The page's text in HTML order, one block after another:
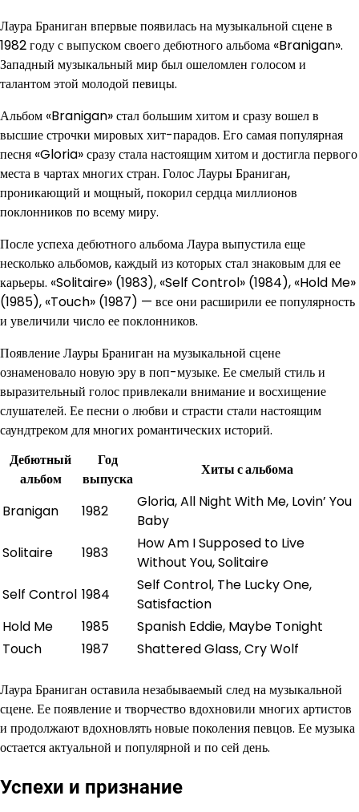
Лаура Браниган впервые появилась на музыкальной сцене в
1982 году с выпуском своего дебютного альбома «Branigan».
Западный музыкальный мир был ошеломлен голосом и
талантом этой молодой певицы.
Альбом «Branigan» стал большим хитом и сразу вошел в
высшие строчки мировых хит-парадов. Его самая популярная
песня «Gloria» сразу стала настоящим хитом и достигла первого
места в чартах многих стран. Голос Лауры Браниган,
проникающий и мощный, покорил сердца миллионов
поклонников по всему миру.
После успеха дебютного альбома Лаура выпустила еще
несколько альбомов, каждый из которых стал знаковым для ее
карьеры. «Solitaire» (1983), «Self Control» (1984), «Hold Me»
(1985), «Touch» (1987) — все они расширили ее популярность
и увеличили число ее поклонников.
Появление Лауры Браниган на музыкальной сцене
ознаменовало новую эру в поп-музыке. Ее смелый стиль и
выразительный голос привлекали внимание и восхищение
слушателей. Ее песни о любви и страсти стали настоящим
саундтреком для многих романтических историй.
Дебютный
альбом
Год
выпуска
Хиты с альбома
Branigan 1982
Gloria, All Night With Me, Lovin’ You
Baby
Solitaire
1983
How Am I Supposed to Live
Without You, Solitaire
Self Control 1984
Self Control, The Lucky One,
Satisfaction
Hold Me
1985
Spanish Eddie, Maybe Tonight
Touch
1987 Shattered Glass, Cry Wolf
Лаура Браниган оставила незабываемый след на музыкальной
сцене. Ее появление и творчество вдохновили многих артистов
и продолжают вдохновлять новые поколения певцов. Ее музыка
остается актуальной и популярной и по сей день.
Успехи и признание